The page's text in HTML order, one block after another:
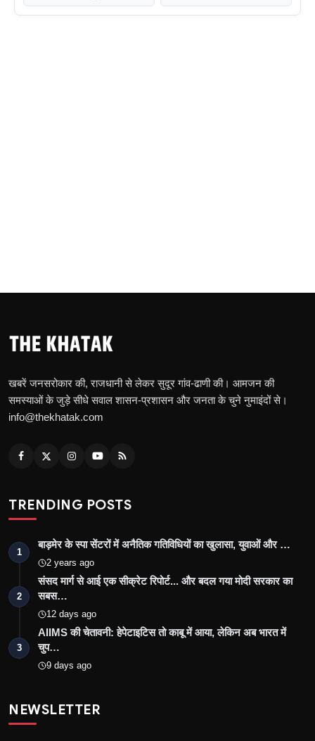
खबरें जनसरोकार की, राजधानी से लेकर सुदूर गांव-ढाणी की। आमजन की
समस्याओं के जुड़े सीधे सवाल शासन-प्रशासन और जनता के चुने नुमाइंदों से।
info@thekhatak.com
TRENDING POSTS
1
बाड़मेर के स्पा सेंटरों में अनैतिक गतिविधियों का खुलासा, युवाओं और …
2 years ago
2
संसद मार्ग से आई एक सीक्रेट रिपोर्ट... और बदल गया मोदी सरकार का
सबस…
12 days ago
3
AIIMS की चेतावनी: हेपेटाइटिस तो काबू में आया, लेकिन अब भारत में
चुप…
9 days ago
NEWSLETTER